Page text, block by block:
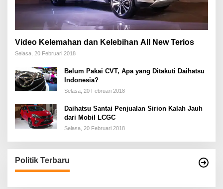
Video Kelemahan dan Kelebihan All New Terios
Selasa, 20 Februari 2018
Belum Pakai CVT, Apa yang Ditakuti Daihatsu
Indonesia?
Selasa, 20 Februari 2018
Daihatsu Santai Penjualan Sirion Kalah Jauh
dari Mobil LCGC
Selasa, 20 Februari 2018
Politik Terbaru